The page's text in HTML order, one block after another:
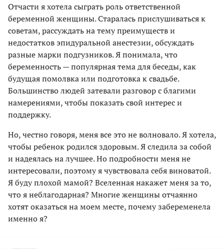
Отчасти я хотела сыграть роль ответственной
беременной женщины. Старалась прислушиваться к
советам, рассуждать на тему преимуществ и
недостатков эпидуральной анестезии, обсуждать
разные марки подгузников. Я понимала, что
беременность — популярная тема для беседы, как
будущая помолвка или подготовка к свадьбе.
Большинство людей затевали разговор с благими
намерениями, чтобы показать свой интерес и
поддержку.
Но, честно говоря, меня все это не волновало. Я хотела,
чтобы ребенок родился здоровым. Я следила за собой
и надеялась на лучшее. Но подробности меня не
интересовали, поэтому я чувствовала себя виноватой.
Я буду плохой мамой? Вселенная накажет меня за то,
что я неблагодарная? Многие женщины отчаянно
хотят оказаться на моем месте, почему забеременела
именно я?